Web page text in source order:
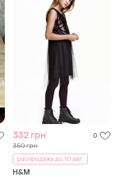
332 грн 0
350 грн
распродажа до 10 авг.
H&M